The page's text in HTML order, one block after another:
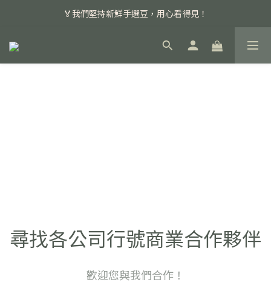
📣 本月主打特殊處理咖啡豆，任選超優惠！
🏅我們堅持新鮮手選豆，用心看得見！
📣 📣 新加入會員即享百元購物金，消費滿額再享免運費！
尋找各公司行號商業合作夥伴
歡迎您與我們合作！